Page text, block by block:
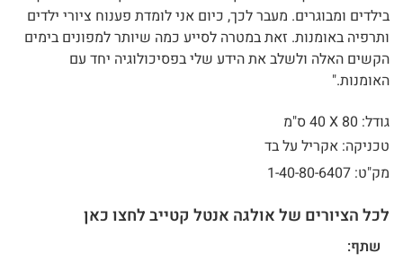
בילדים ומבוגרים. מעבר לכך, כיום אני לומדת פענוח ציורי ילדים
ותרפיה באומנות. זאת במטרה לסייע כמה שיותר למפונים בימים
הקשים האלה ולשלב את הידע שלי בפסיכולוגיה יחד עם
האומנות."
גודל: 80 X
40 ס"מ
טכניקה: אקריל על בד
מק"ט: 1-40-80-6407
לכל הציורים של אולגה אנטל קטייב לחצו כאן
שתף: